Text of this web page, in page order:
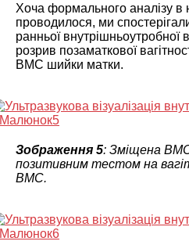
Хоча формального аналізу в
проводилося, ми
ранньої внутрішньоутробної
розрив позаматкової
ВМС шийки матки.
Зображення 5: Зміщена ВМС
позитивним тестом на
ВМС.